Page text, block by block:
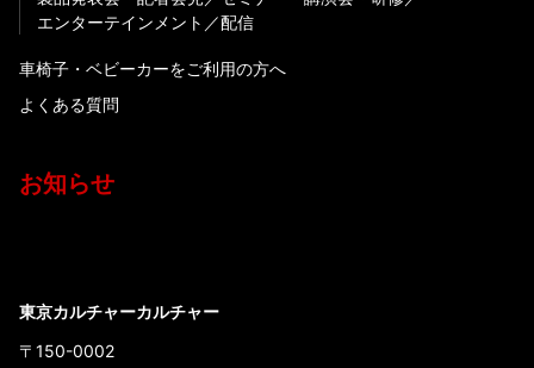
エンターテインメント
配信
車椅子・ベビーカーをご利用の方へ
よくある質問
お知らせ
東京カルチャーカルチャー
〒150-0002